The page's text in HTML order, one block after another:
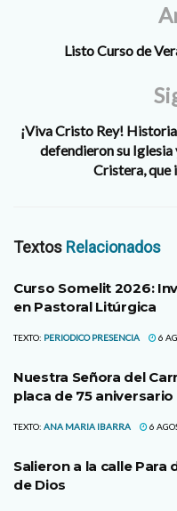
Listo Curso de
¡Viva Cristo Rey!
defendieron su
Cristera, que
Textos Relacionados
Curso Somelit 2026:
en Pastoral Litúrgica
TEXTO: PERIODICO PRESENCIA 6
Nuestra Señora del
placa de 75
TEXTO: ANA MARIA IBARRA 6
Salieron a la calle Para
de Dios